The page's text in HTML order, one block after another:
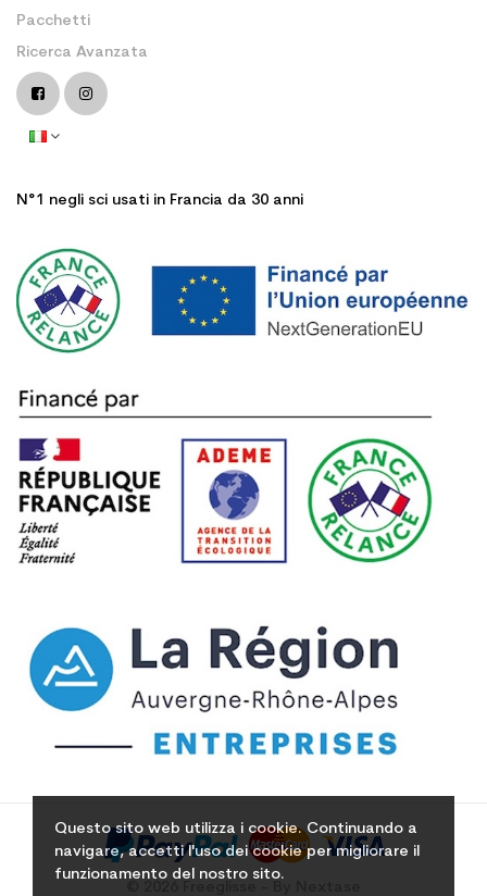
Questo sito web utilizza i cookie. Continuando a
navigare, accetti l'uso dei cookie per migliorare il
funzionamento del nostro sito.
Pacchetti
Ricerca Avanzata
N°1 negli sci usati in Francia da 30 anni